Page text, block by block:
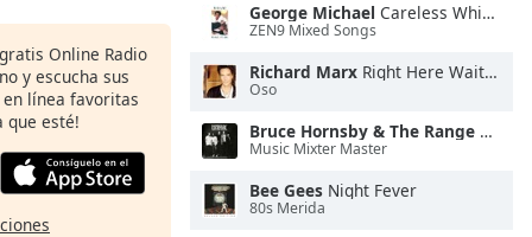
Online Radio
y escucha sus
línea favoritas
que esté!
George Michael Careless Whisper
ZEN9 Mixed Songs
Richard Marx Right Here Waiting
Oso
Bruce Hornsby & The Range
Music Mixter Master
Bee Gees Night Fever
80s Merida